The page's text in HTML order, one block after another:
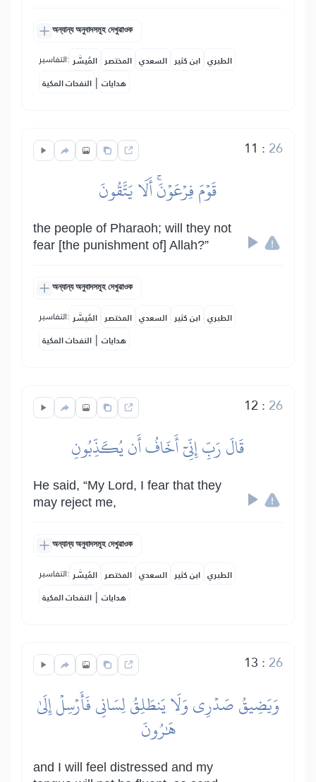
অন্যান্য অনুবাদসমূহ দেখুৱাওক
التفاسير: المُيسَّر المختصر السعدي ابن كثير الطبري
النفحات المكية | هدايات
11 : 26
قَوۡمَ فِرۡعَوۡنَۚ أَلَا يَتَّقُونَ
the people of Pharaoh; will they not
fear [the punishment of] Allah?”
অন্যান্য অনুবাদসমূহ দেখুৱাওক
التفاسير: المُيسَّر المختصر السعدي ابن كثير الطبري
النفحات المكية | هدايات
12 : 26
قَالَ رَبِّ إِنِّيٓ أَخَافُ أَن يُكَذِّبُونِ
He said, “My Lord, I fear that they
may reject me,
অন্যান্য অনুবাদসমূহ দেখুৱাওক
التفاسير: المُيسَّر المختصر السعدي ابن كثير الطبري
النفحات المكية | هدايات
13 : 26
وَيَضِيقُ صَدۡرِي وَلَا يَنطَلِقُ لِسَانِي فَأَرۡسِلۡ إِلَىٰ
هَٰرُونَ
and I will feel distressed and my